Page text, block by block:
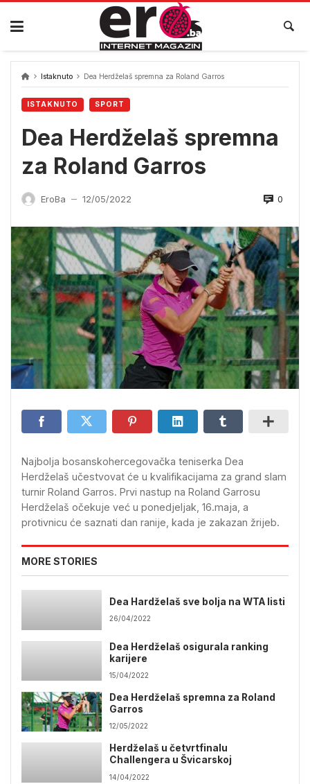
Skip
content
Istaknuto Dea Herdželaš spremna za Roland Garros
ISTAKNUTO SPORT
Dea Herdželaš spremna
za Roland Garros
EroBa — 12/05/2022 0
Najbolja bosanskohercegovačka teniserka Dea
Herdželaš učestvovat će u kvalifikacijama za grand slam
turnir Roland Garros. Prvi nastup na Roland Garrosu
Herdželaš očekuje već u ponedjeljak, 16.maja, a
protivnicu će saznati dan ranije, kada je zakazan žrijeb.
MORE STORIES
Dea Hardželaš sve bolja na WTA listi
26/04/2022
Dea Herdželaš osigurala ranking
karijere
15/04/2022
Dea Herdželaš spremna za Roland
Garros
12/05/2022
Herdželaš u četvrtfinalu
Challengera u Švicarskoj
14/04/2022